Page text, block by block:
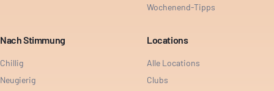
Wochenend-Tipps
Nach Stimmung
Chillig
Neugierig
Locations
Alle Locations
Clubs